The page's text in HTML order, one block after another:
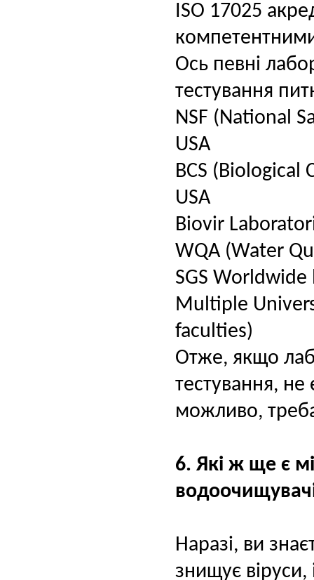
ISO 17025
Ось певні
тестування
NSF (National
USA
BCS (Biological
USA
Biovir
WQA (Water
SGS
Multiple
faculties)
Отже, якщо
тестування,
можливо, треба
6. Які ж ще є
Наразі, ви
знищує віруси,